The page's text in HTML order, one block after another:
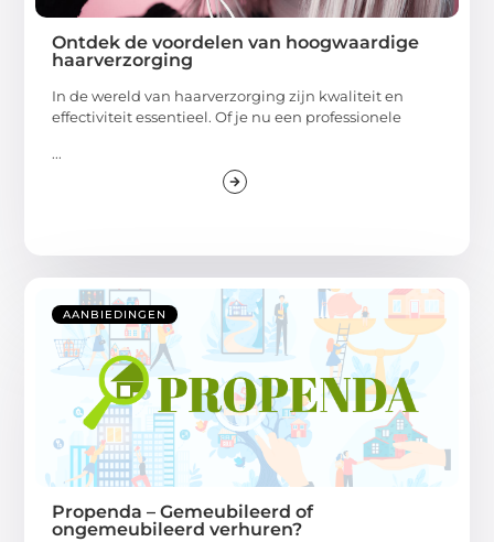
Ontdek de voordelen van hoogwaardige
haarverzorging
In de wereld van haarverzorging zijn kwaliteit en
effectiviteit essentieel. Of je nu een professionele
...
AANBIEDINGEN
Propenda – Gemeubileerd of
ongemeubileerd verhuren?